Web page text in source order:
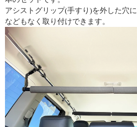
アシストグリップ(手すり)を外した穴
などもなく取り付けできます。